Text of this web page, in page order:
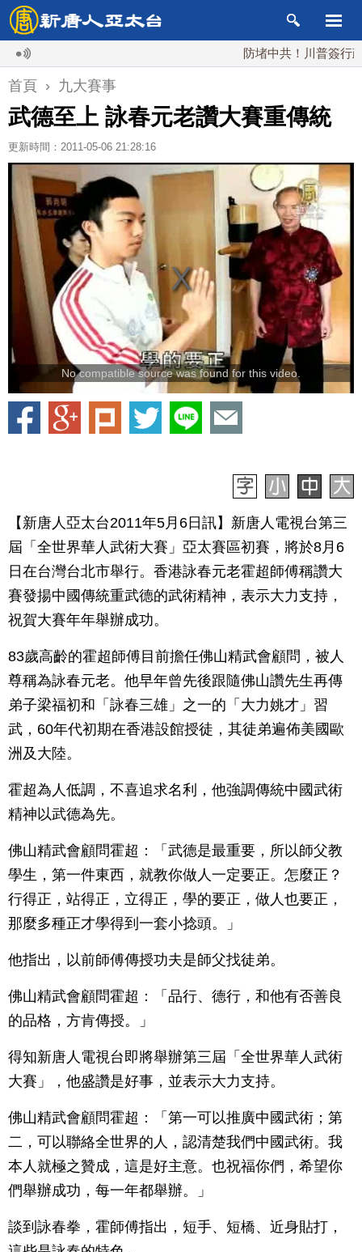
防堵中共！川普簽行政令
首頁 › 九大賽事
武德至上 詠春元老讚大賽重傳統
更新時間：2011-05-06 21:28:16
No compatible source was found for this video.
【新唐人亞太台2011年5月6日訊】新唐人電視台第三
屆「全世界華人武術大賽」亞太賽區初賽，將於8月6
日在台灣台北市舉行。香港詠春元老霍超師傅稱讚大
賽發揚中國傳統重武德的武術精神，表示大力支持，
祝賀大賽年年舉辦成功。
83歲高齡的霍超師傅目前擔任佛山精武會顧問，被人
尊稱為詠春元老。他早年曾先後跟隨佛山讚先生再傳
弟子梁福初和「詠春三雄」之一的「大力姚才」習
武，60年代初期在香港設館授徒，其徒弟遍佈美國歐
洲及大陸。
霍超為人低調，不喜追求名利，他強調傳統中國武術
精神以武德為先。
佛山精武會顧問霍超：「武德是最重要，所以師父教
學生，第一件東西，就教你做人一定要正。怎麼正？
行得正，站得正，立得正，學的要正，做人也要正，
那麼多種正才學得到一套小捻頭。」
他指出，以前師傅傳授功夫是師父找徒弟。
佛山精武會顧問霍超：「品行、德行，和他有否善良
的品格，方肯傳授。」
得知新唐人電視台即將舉辦第三屆「全世界華人武術
大賽」，他盛讚是好事，並表示大力支持。
佛山精武會顧問霍超：「第一可以推廣中國武術；第
二，可以聯絡全世界的人，認清楚我們中國武術。我
本人就極之贊成，這是好主意。也祝福你們，希望你
們舉辦成功，每一年都舉辦。」
談到詠春拳，霍師傅指出，短手、短橋、近身貼打，